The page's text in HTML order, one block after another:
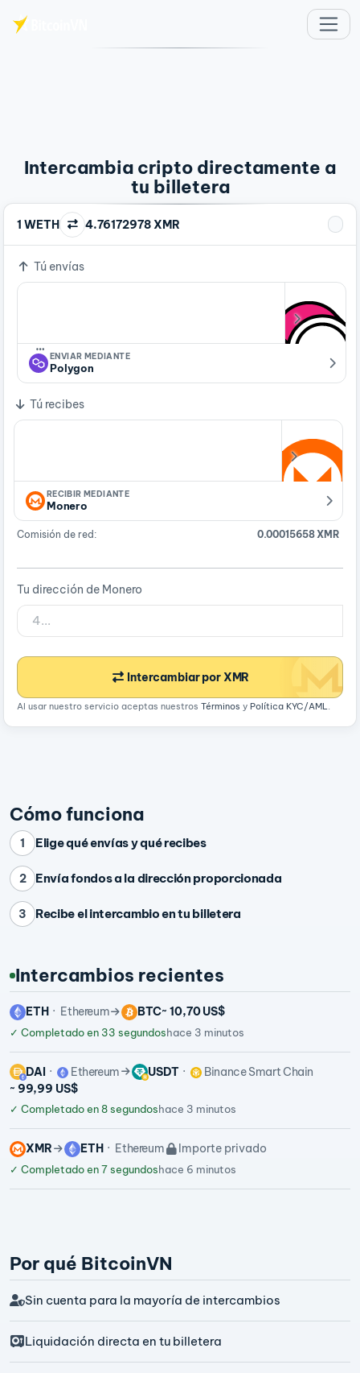
Intercambia cripto directamente a
tu billetera
1 WETH 4.76172978 XMR
Tú envías
…
ENVIAR MEDIANTE
Polygon
Tú recibes
RECIBIR MEDIANTE
Monero
Comisión de red: 0.00015658 XMR
Tu dirección de Monero
Intercambiar por XMR
Al usar nuestro servicio aceptas nuestros Términos y Política KYC/AML.
Cómo funciona
1 Elige qué envías y qué recibes
2 Envía fondos a la dirección proporcionada
3 Recibe el intercambio en tu billetera
Intercambios recientes
ETH Ethereum BTC~ 10,70 US$
✓ Completado en 33 segundoshace 3 minutos
DAI Ethereum USDT
Binance Smart Chain
~ 99,99 US$
✓ Completado en 8 segundoshace 3 minutos
XMR ETH Ethereum Importe privado
✓ Completado en 7 segundoshace 6 minutos
Por qué BitcoinVN
Sin cuenta para la mayoría de intercambios
Liquidación directa en tu billetera